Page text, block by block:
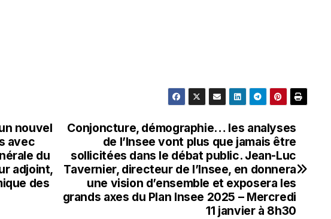
Conjoncture, démographie… les analyses
de l’Insee vont plus que jamais être
sollicitées dans le débat public. Jean-Luc
Tavernier, directeur de l’Insee, en donnera
une vision d’ensemble et exposera les
grands axes du Plan Insee 2025 – Mercredi
11 janvier à 8h30
nouvel
avec
du
adjoint,
des